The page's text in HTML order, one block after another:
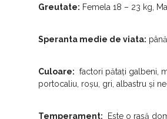
Greutate: Femela 18 – 23 kg,
Speranta medie de viata:
Culoare: factori pătați galbeni,
portocaliu, roșu, gri, albastru și
Temperament: Este o rasă